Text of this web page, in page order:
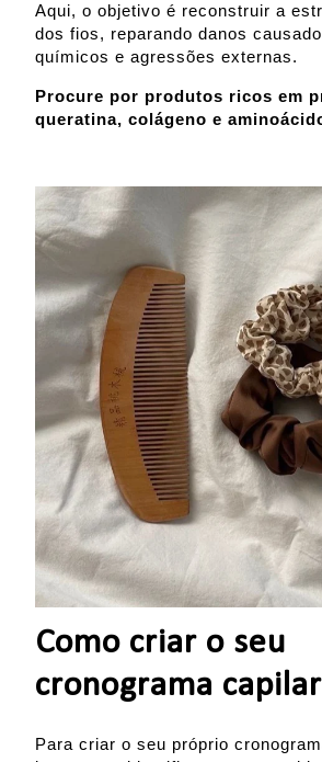
Aqui, o objetivo é reconstruir a
dos fios, reparando danos
químicos e agressões externas.
Procure por produtos ricos em
queratina, colágeno e
Como criar o seu
cronograma
Para criar o seu próprio